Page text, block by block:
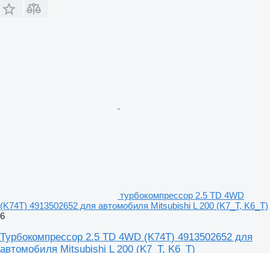
турбокомпрессор 2.5 TD 4WD
(K74T) 4913502652 для автомобиля Mitsubishi L 200 (K7_T, K6_T)
6
Турбокомпрессор 2.5 TD 4WD (K74T) 4913502652 для
автомобиля Mitsubishi L 200 (K7_T, K6_T)